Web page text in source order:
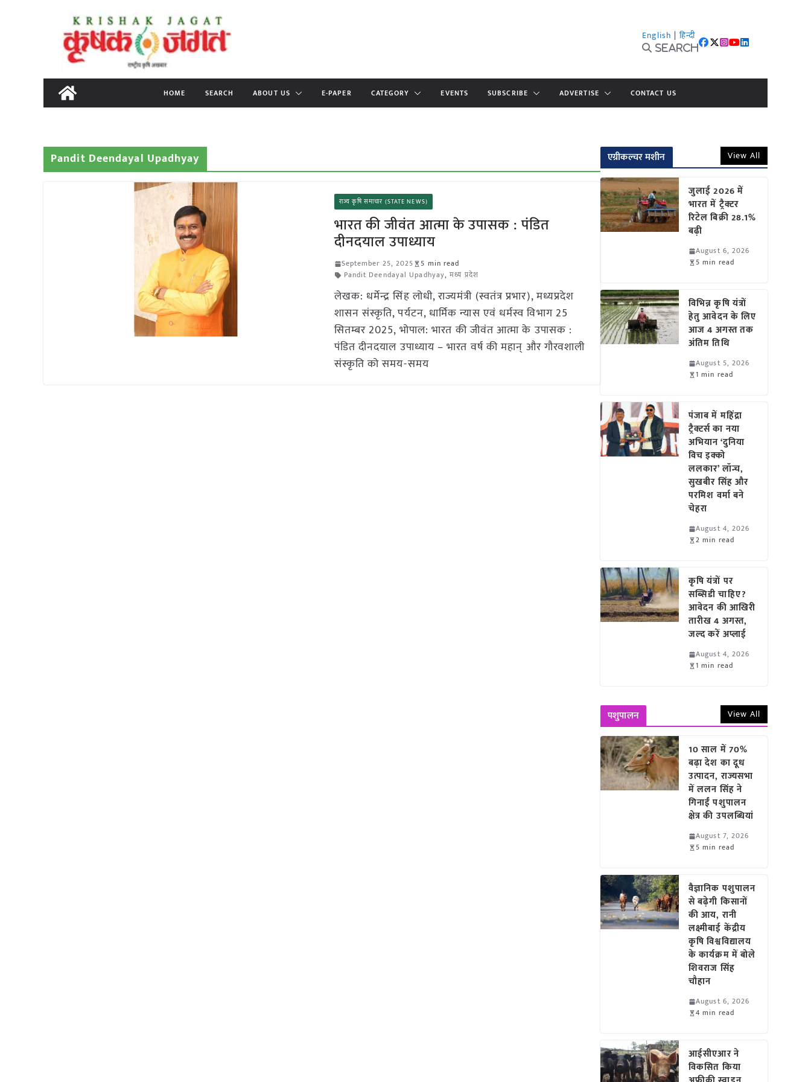
content
English | हिन्दी
Search
HOME SEARCH ABOUT US E-PAPER CATEGORY EVENTS SUBSCRIBE ADVERTISE CONTACT US
Pandit Deendayal Upadhyay
राज्य कृषि समाचार (STATE NEWS)
भारत की जीवंत आत्मा के उपासक : पंडित
दीनदयाल उपाध्याय
September 25, 2025
5 min read
Pandit Deendayal Upadhyay,मध्य प्रदेश
लेखक: धर्मेन्द्र सिंह लोधी, राज्यमंत्री (स्वतंत्र प्रभार), मध्यप्रदेश
शासन संस्कृति, पर्यटन, धार्मिक न्यास एवं धर्मस्व विभाग 25
सितम्बर 2025, भोपाल: भारत की जीवंत आत्मा के उपासक :
पंडित दीनदयाल उपाध्याय – भारत वर्ष की महान् और गौरवशाली
संस्कृति को समय-समय
एग्रीकल्चर मशीन View All
जुलाई 2026 में
भारत में ट्रैक्टर
रिटेल बिक्री 28.1%
बढ़ी
August 6, 2026
5 min read
विभिन्न कृषि यंत्रों
हेतु आवेदन के लिए
आज 4 अगस्त तक
अंतिम तिथि
August 5, 2026
1 min read
पंजाब में महिंद्रा
ट्रैक्टर्स का नया
अभियान ‘दुनिया
विच इक्को
ललकार’ लॉन्च,
सुखबीर सिंह और
परमिश वर्मा बने
चेहरा
August 4, 2026
2 min read
कृषि यंत्रों पर
सब्सिडी चाहिए?
आवेदन की आखिरी
तारीख 4 अगस्त,
जल्द करें अप्लाई
August 4, 2026
1 min read
पशुपालन View All
10 साल में 70%
बढ़ा देश का दूध
उत्पादन, राज्यसभा
में ललन सिंह ने
गिनाईं पशुपालन
क्षेत्र की उपलब्धियां
August 7, 2026
5 min read
वैज्ञानिक पशुपालन
से बढ़ेगी किसानों
की आय, रानी
लक्ष्मीबाई केंद्रीय
कृषि विश्वविद्यालय
के कार्यक्रम में बोले
शिवराज सिंह
चौहान
August 6, 2026
4 min read
आईसीएआर ने
विकसित किया